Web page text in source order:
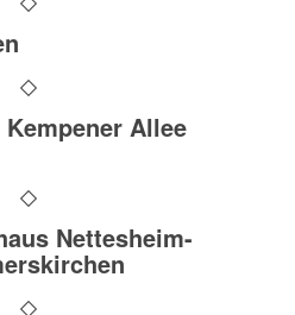
Allee
Nettesheim-